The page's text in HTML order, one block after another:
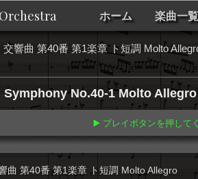
ホーム 楽曲一覧
響曲 第40番 第1楽章 ト短調 Molto
Symphony No.40-1 Molto
▶️ プレイボタンを押して
曲 第40番 第1楽章 ト短調 Molto Allegro